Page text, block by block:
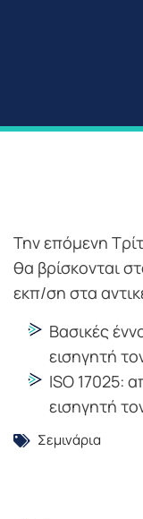
Την επόμενη
θα βρίσκονται
εκπ/ση στα
Βασικές
εισηγητή
ISO 17025:
εισηγητή
Σεμινάρια